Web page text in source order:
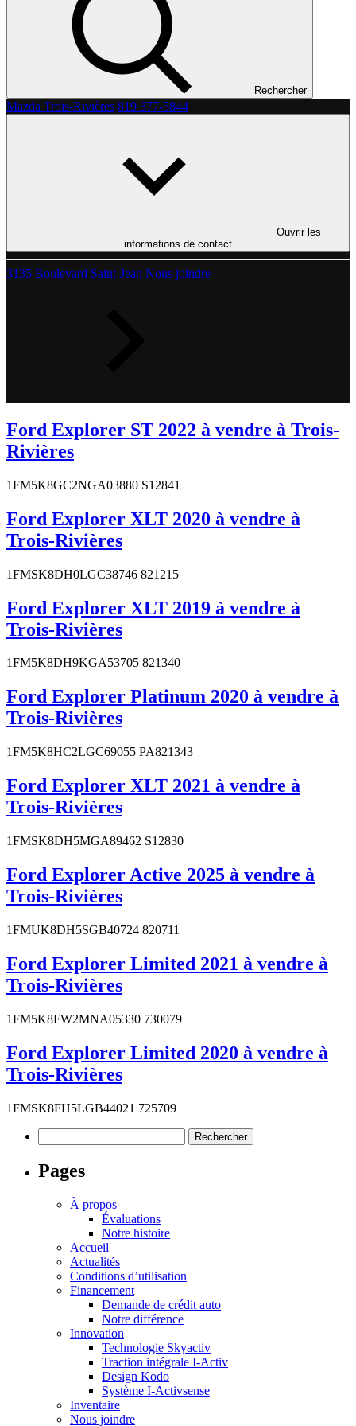
Rechercher
Mazda Trois-Rivières 819 377-5844
Ouvrir les
informations de contact
3135 Boulevard Saint-Jean Nous joindre
Ford Explorer ST 2022 à vendre à Trois-
Rivières
1FM5K8GC2NGA03880 S12841
Ford Explorer XLT 2020 à vendre à
Trois-Rivières
1FMSK8DH0LGC38746 821215
Ford Explorer XLT 2019 à vendre à
Trois-Rivières
1FM5K8DH9KGA53705 821340
Ford Explorer Platinum 2020 à vendre à
Trois-Rivières
1FM5K8HC2LGC69055 PA821343
Ford Explorer XLT 2021 à vendre à
Trois-Rivières
1FMSK8DH5MGA89462 S12830
Ford Explorer Active 2025 à vendre à
Trois-Rivières
1FMUK8DH5SGB40724 820711
Ford Explorer Limited 2021 à vendre à
Trois-Rivières
1FM5K8FW2MNA05330 730079
Ford Explorer Limited 2020 à vendre à
Trois-Rivières
1FMSK8FH5LGB44021 725709
Pages
À propos
Évaluations
Notre histoire
Accueil
Actualités
Conditions d’utilisation
Financement
Demande de crédit auto
Notre différence
Innovation
Technologie Skyactiv
Traction intégrale I-Activ
Design Kodo
Système I-Activsense
Inventaire
Nous joindre